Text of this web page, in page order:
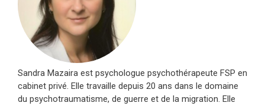
En savoir plus sur Debra Wesselmann
Sandra Mazaira est psychologue psychothérapeute FSP en
cabinet privé. Elle travaille depuis 20 ans dans le domaine
du psychotraumatisme, de guerre et de la migration. Elle